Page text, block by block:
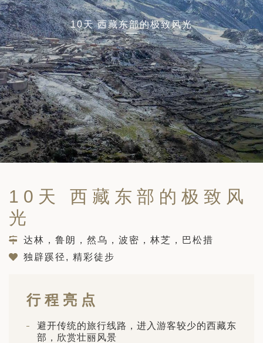
陆
非
加索
中美洲
北极
蒙
伯
合酋长国
坦
斯坦
斯坦
7月14日 – 7月21日）
其东部之旅：穿越古老的景观
5月5日 – 15日）
索拼图: 阿塞拜疆, 格鲁吉亚 & 亚
2026年5月15日-27日）
加斯加空中游猎 （2026年6月1
）
干地区的希腊与罗马遗产 – 奥尔
行（2026年6月1日 – 13日）
牙比利牛斯山道与巴斯克雅致旅程
亚大迁徙与黑猩猩 游猎之旅
年 7 月 18 日 – 26 日 ）
斯远东 ：原始荒野与被遗忘的历
年8月8日 – 17日）
富汗: 传奇古国的前世文明（2026
的海之路：爱沙尼亚、拉脱维亚和
酒店
｜阿玛哈豪华精选沙漠度假村及水
｜ 不丹COMO UMA 喜马拉雅深处
｜卓美亚阿拉伯港酒店
10天 西藏东部的极致风光
10天 西藏东部的极致风
光
达林，鲁朗，然乌，波密，林芝，巴松措
独辟蹊径, 精彩徒步
行程亮点
避开传统的旅行线路，进入游客较少的西藏东
部，欣赏壮丽风景